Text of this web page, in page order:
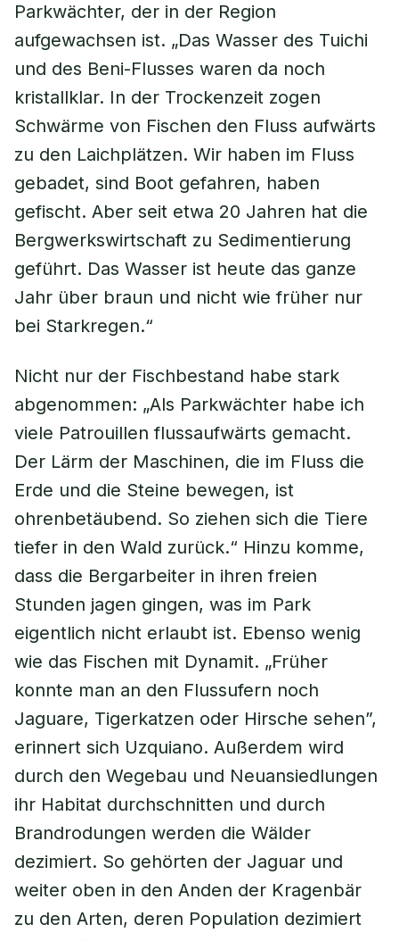
Parkwächter, der in der Region
aufgewachsen ist. „Das Wasser des Tuichi
und des Beni-Flusses waren da noch
kristallklar. In der Trockenzeit zogen
Schwärme von Fischen den Fluss aufwärts
zu den Laichplätzen. Wir haben im Fluss
gebadet, sind Boot gefahren, haben
gefischt. Aber seit etwa 20 Jahren hat die
Bergwerkswirtschaft zu Sedimentierung
geführt. Das Wasser ist heute das ganze
Jahr über braun und nicht wie früher nur
bei Starkregen.“
Nicht nur der Fischbestand habe stark
abgenommen: „Als Parkwächter habe ich
viele Patrouillen flussaufwärts gemacht.
Der Lärm der Maschinen, die im Fluss die
Erde und die Steine bewegen, ist
ohrenbetäubend. So ziehen sich die Tiere
tiefer in den Wald zurück.“ Hinzu komme,
dass die Bergarbeiter in ihren freien
Stunden jagen gingen, was im Park
eigentlich nicht erlaubt ist. Ebenso wenig
wie das Fischen mit Dynamit. „Früher
konnte man an den Flussufern noch
Jaguare, Tigerkatzen oder Hirsche sehen”,
erinnert sich Uzquiano. Außerdem wird
durch den Wegebau und Neuansiedlungen
ihr Habitat durchschnitten und durch
Brandrodungen werden die Wälder
dezimiert. So gehörten der Jaguar und
weiter oben in den Anden der Kragenbär
zu den Arten, deren Population dezimiert